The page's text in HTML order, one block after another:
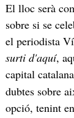
El lloc serà
sobre si se
el periodista
surti d'aquí,
capital
dubtes sobre
opció, tenint